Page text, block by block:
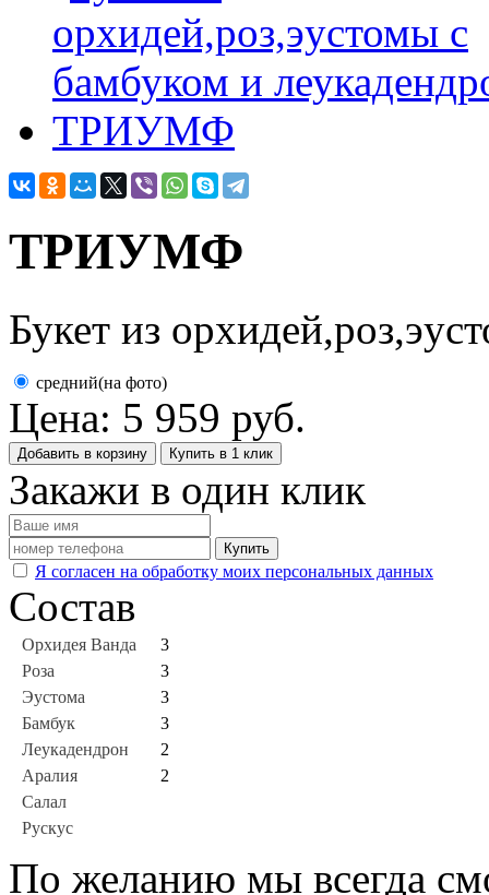
ТРИУМФ
Букет из
средний(на фото)
Цена: 5 959 руб.
Добавить в корзину Купить в 1 клик
Закажи в один клик
Купить
Я согласен на обработку моих персональных данных
Состав
Орхидея Ванда
3
Роза
3
Эустома
3
Бамбук
3
Леукадендрон
2
Аралия
2
Салал
Рускус
По желанию мы всегда